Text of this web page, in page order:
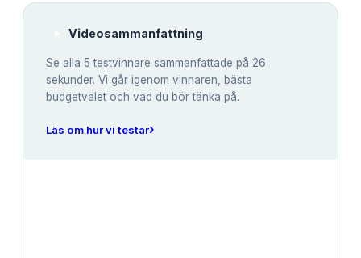
Videosammanfattning
Se alla 5 testvinnare sammanfattade på 26
sekunder. Vi går igenom vinnaren, bästa
budgetvalet och vad du bör tänka på.
Läs om hur vi testar›